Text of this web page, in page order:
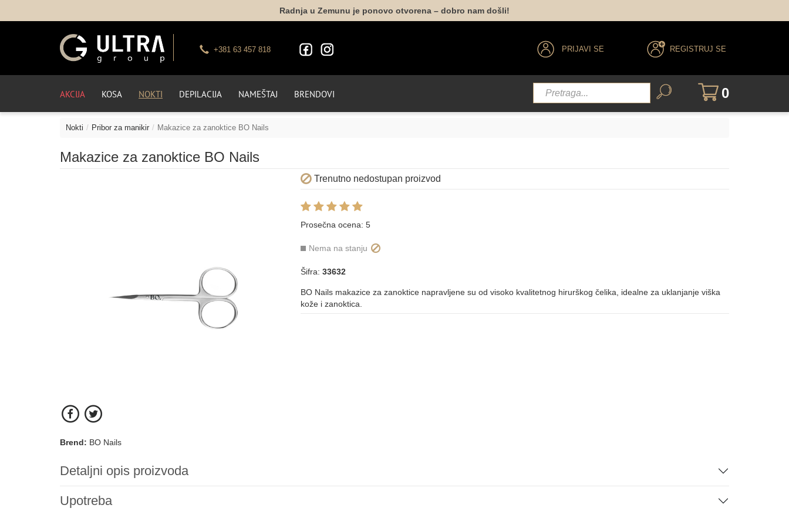
Radnja u Zemunu je ponovo otvorena – dobro nam došli!
+381 63 457 818 PRIJAVI SE REGISTRUJ SE
AKCIJA KOSA NOKTI DEPILACIJA NAMEŠTAJ BRENDOVI 0
Nokti Pribor za manikir Makazice za zanoktice BO Nails
Makazice za zanoktice BO Nails
Trenutno nedostupan proizvod
Prosečna ocena:5
Nema na stanju
Šifra:33632
BO Nails makazice za zanoktice napravljene su od visoko kvalitetnog hirurškog čelika, idealne za uklanjanje viška
kože i zanoktica.
Brend: BO Nails
Detaljni opis proizvoda
Upotreba